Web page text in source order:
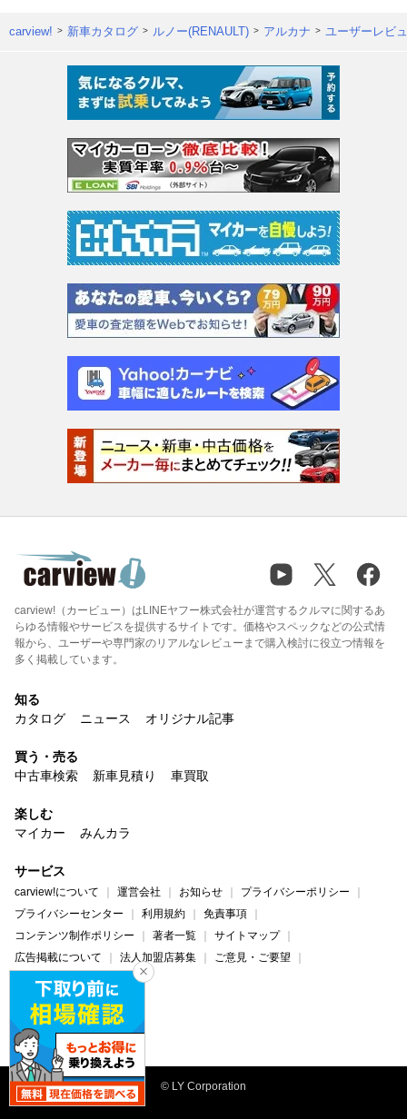
carview! 新車カタログ ルノー(RENAULT) アルカナ ユーザーレビ
carview!（カービュー）はLINEヤフー株式会社が運営するクルマに関するあ
らゆる情報やサービスを提供するサイトです。価格やスペックなどの公式情
報から、ユーザーや専門家のリアルなレビューまで購入検討に役立つ情報を
多く掲載しています。
知る
カタログ
ニュース オリジナル記事
買う・売る
中古車検索
新車見積り 車買取
楽しむ
マイカー
みんカラ
サービス
carview!について 運営会社 お知らせ
プライバシーポリシー
プライバシーセンター
利用規約
免責事項
コンテンツ制作ポリシー
著者一覧
サイトマップ
広告掲載について
法人加盟店募集
ご意見・ご要望
ヘルプ・お問い合わせ
carview! Yahoo! JAPAN
© LY Corporation